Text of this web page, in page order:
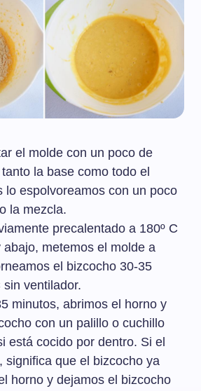
el molde con un poco de
la base como todo el
lo espolvoreamos con un poco
la mezcla.
precalentado a 180º C
metemos el molde a
el bizcocho 30-35
sin ventilador.
minutos, abrimos el horno y
con un palillo o cuchillo
está cocido por dentro. Si el
significa que el bizcocho ya
horno y dejamos el bizcocho